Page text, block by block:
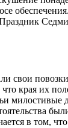
свои
края их
в том,